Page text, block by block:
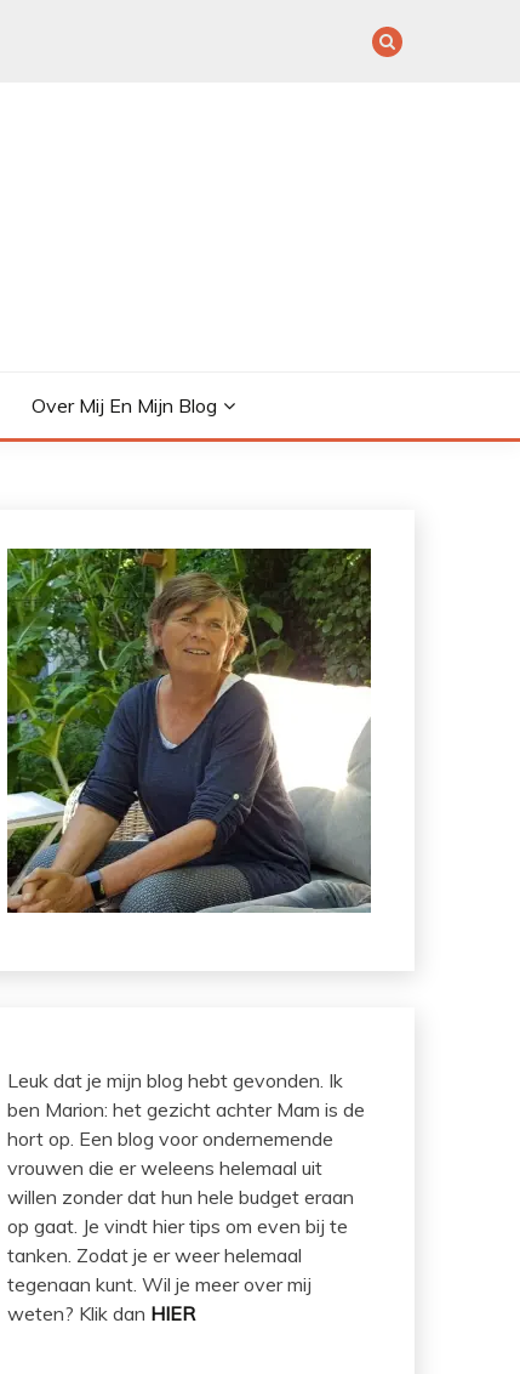
Over Mij En Mijn Blog
Leuk dat je mijn blog hebt gevonden. Ik
ben Marion: het gezicht achter Mam is de
hort op. Een blog voor ondernemende
vrouwen die er weleens helemaal uit
willen zonder dat hun hele budget eraan
op gaat. Je vindt hier tips om even bij te
tanken. Zodat je er weer helemaal
tegenaan kunt. Wil je meer over mij
weten? Klik dan HIER